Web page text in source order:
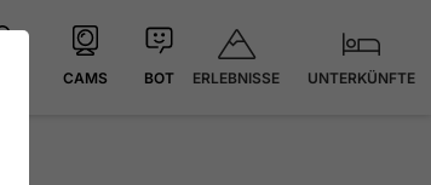
CAMS BOT ERLEBNISSE UNTERKÜNFTE